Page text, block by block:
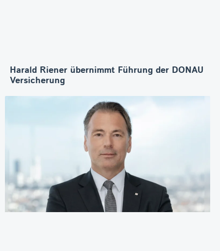
Harald Riener übernimmt Führung der DONAU
Versicherung